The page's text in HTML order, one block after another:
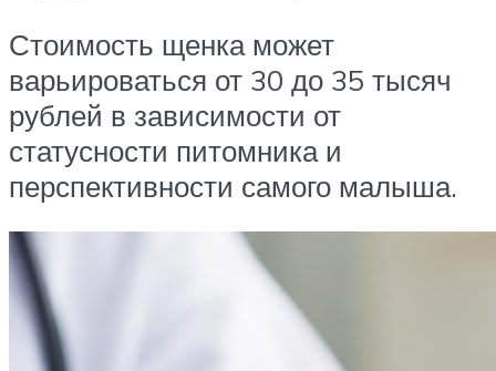
Стоимость щенка может
варьироваться от 30 до 35 тысяч
рублей в зависимости от
статусности питомника и
перспективности самого малыша.